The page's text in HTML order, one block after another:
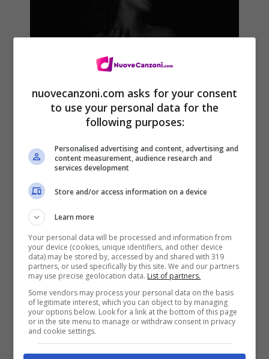
Rihanna – Kiss It Better:
traduzione testo e video
4 Aprile 2016
nuovecanzoni.com asks for your consent
to use your personal data for the
following purposes:
Personalised advertising and content, advertising and
content measurement, audience research and
services development
Store and/or access information on a device
Learn more
Your personal data will be processed and information from
your device (cookies, unique identifiers, and other device
data) may be stored by, accessed by and shared with 319
partners, or used specifically by this site. We and our partners
may use precise geolocation data. List of partners.
Some vendors may process your personal data on the basis
of legitimate interest, which you can object to by managing
your options below. Look for a link at the bottom of this page
or in the site menu to manage or withdraw consent in privacy
and cookie settings.